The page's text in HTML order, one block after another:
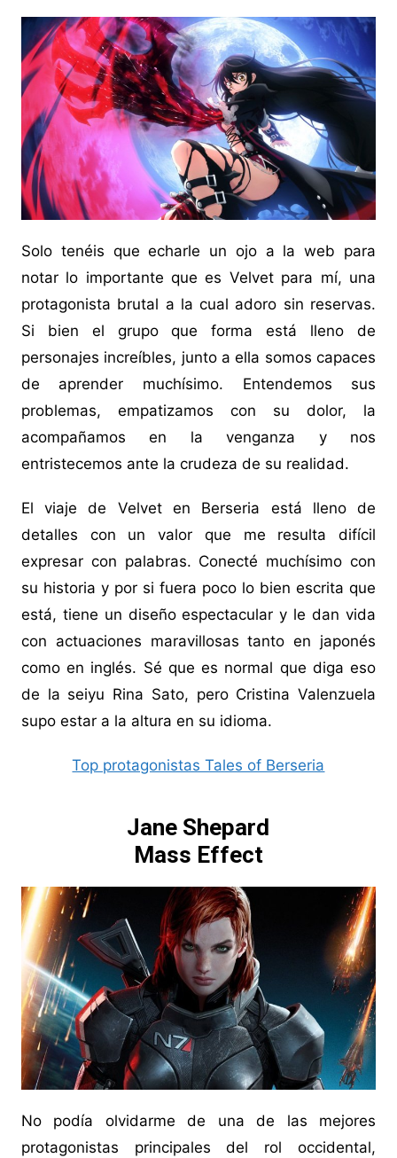
Solo tenéis que echarle un ojo a la web para
notar lo importante que es Velvet para mí, una
protagonista brutal a la cual adoro sin reservas.
Si bien el grupo que forma está lleno de
personajes increíbles, junto a ella somos capaces
de aprender muchísimo. Entendemos sus
problemas, empatizamos con su dolor, la
acompañamos en la venganza y nos
entristecemos ante la crudeza de su realidad.
El viaje de Velvet en Berseria está lleno de
detalles con un valor que me resulta difícil
expresar con palabras. Conecté muchísimo con
su historia y por si fuera poco lo bien escrita que
está, tiene un diseño espectacular y le dan vida
con actuaciones maravillosas tanto en japonés
como en inglés. Sé que es normal que diga eso
de la seiyu Rina Sato, pero Cristina Valenzuela
supo estar a la altura en su idioma.
Top protagonistas Tales of Berseria
Jane Shepard
Mass Effect
No podía olvidarme de una de las mejores
protagonistas principales del rol occidental,